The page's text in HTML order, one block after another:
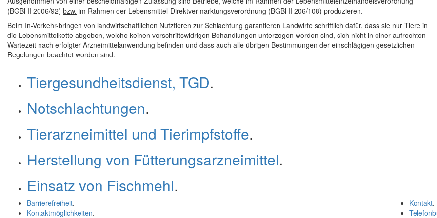
(BGBl II 2006/92) bzw. im Rahmen der Lebensmittel-Direktvermarktungsverordnung (BGBl II 206/108) produzieren.
Beim In-Verkehr-bringen von landwirtschaftlichen Nutztieren zur Schlachtung garantieren Landwirte schriftlich dafür, dass sie nur Tiere in
die Lebensmittelkette abgeben, welche keinen vorschriftswidrigen Behandlungen unterzogen worden sind, sich nicht in einer aufrechten
Wartezeit nach erfolgter Arzneimittelanwendung befinden und dass auch alle übrigen Bestimmungen der einschlägigen gesetzlichen
Regelungen beachtet worden sind.
Tiergesundheitsdienst, TGD.
Notschlachtungen.
Tierarzneimittel und Tierimpfstoffe.
Herstellung von Fütterungsarzneimittel.
Einsatz von Fischmehl.
Kontakt.
Barrierefreiheit.
Kontaktmöglichkeiten.